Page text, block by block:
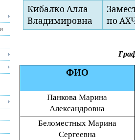
Кибалко Алла
Владимировна
по
ФИО
Панкова Марина
Александровна
Беломестных Марина
Сергеевна